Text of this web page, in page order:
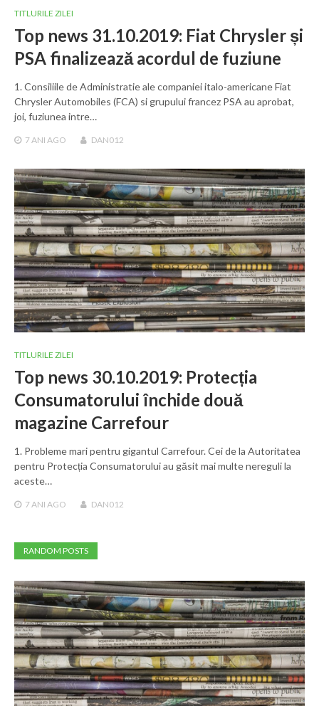
TITLURILE ZILEI
Top news 31.10.2019: Fiat Chrysler și
PSA finalizează acordul de fuziune
1. Consiliile de Administratie ale companiei italo-americane Fiat
Chrysler Automobiles (FCA) si grupului francez PSA au aprobat,
joi, fuziunea intre…
7 ANI AGO DAN012
TITLURILE ZILEI
Top news 30.10.2019: Protecția
Consumatorului închide două
magazine Carrefour
1. Probleme mari pentru gigantul Carrefour. Cei de la Autoritatea
pentru Protecția Consumatorului au găsit mai multe nereguli la
aceste…
7 ANI AGO DAN012
RANDOM POSTS